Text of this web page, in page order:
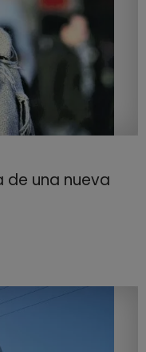
de una nueva